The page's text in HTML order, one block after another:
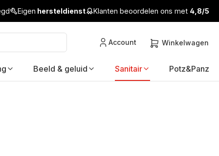
Eigen hersteldienst Klanten beoordelen ons met 4,8/5
Account Winkelwagen
Beeld & geluid Sanitair Potz&Panz